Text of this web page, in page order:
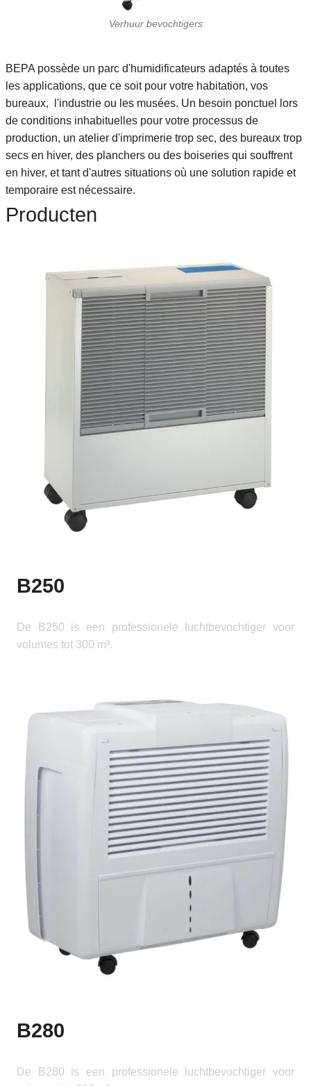
Verhuur bevochtigers
BEPA possède un parc d'humidificateurs adaptés à toutes
les applications, que ce soit pour votre habitation, vos
bureaux, l'industrie ou les musées. Un besoin ponctuel lors
de conditions inhabituelles pour votre processus de
production, un atelier d'imprimerie trop sec, des bureaux trop
secs en hiver, des planchers ou des boiseries qui souffrent
en hiver, et tant d'autres situations où une solution rapide et
temporaire est nécessaire.
Producten
B250
De B250 is een professionele luchtbevochtiger voor
volumes tot 300 m³.
B280
De B280 is een professionele luchtbevochtiger voor